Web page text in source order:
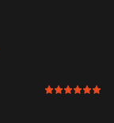
6 av 6 i